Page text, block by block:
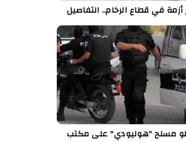
أزمة في قطاع الرخام.. التفاصيل
مسلح "هوليودي" على مكتب